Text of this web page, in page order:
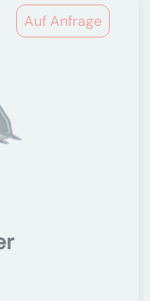
Auf Anfrage